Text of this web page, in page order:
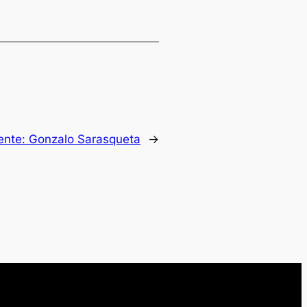
Gonzalo Sarasqueta →